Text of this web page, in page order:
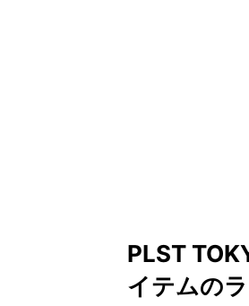
PLST
イテムの